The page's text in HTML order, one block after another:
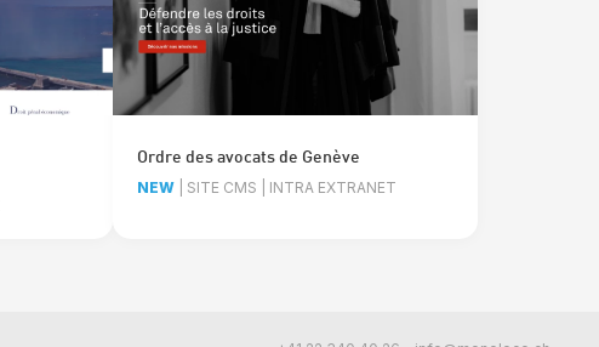
Ordre des avocats de Genève
NEW | SITE CMS | INTRA EXTRANET